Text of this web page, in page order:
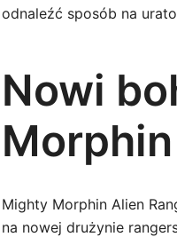
odnaleźć sposób na
Nowi
Mighty Morphin Alien
na nowej drużynie